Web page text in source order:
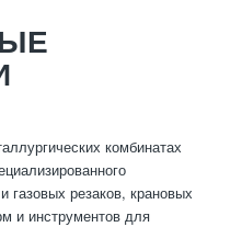
комбинатах
газовых резаков, крановых
и инструментов для